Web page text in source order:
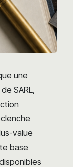
une
SARL,
value
base